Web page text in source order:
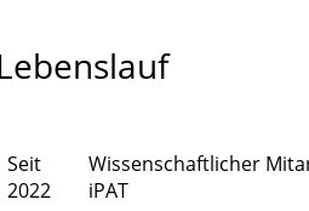
Seit
2022
Wissenschaftlicher
iPAT